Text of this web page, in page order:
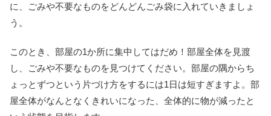
に、ごみや不要なものをどんどんごみ袋に入れていきましょ
う。
このとき、部屋の1か所に集中してはだめ！部屋全体を見渡
し、ごみや不要なものを見つけてください。部屋の隅からち
ょっとずつという片づけ方をするには1日は短すぎますよ。部
屋全体がなんとなくきれいになった、全体的に物が減ったと